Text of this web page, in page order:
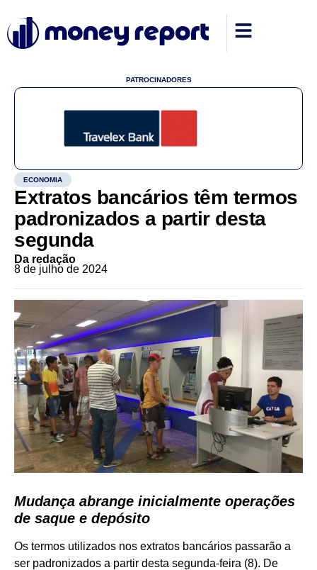
PATROCINADORES
ECONOMIA
Extratos bancários têm termos
padronizados a partir desta
segunda
Da redação
8 de julho de 2024
Mudança abrange inicialmente operações
de saque e depósito
Os termos utilizados nos extratos bancários passarão a
ser padronizados a partir desta segunda-feira (8). De